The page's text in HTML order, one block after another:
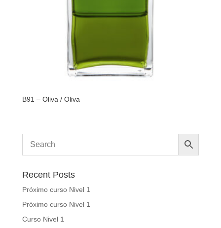
B91 – Oliva / Oliva
Recent Posts
Próximo curso Nivel 1
Próximo curso Nivel 1
Curso Nivel 1